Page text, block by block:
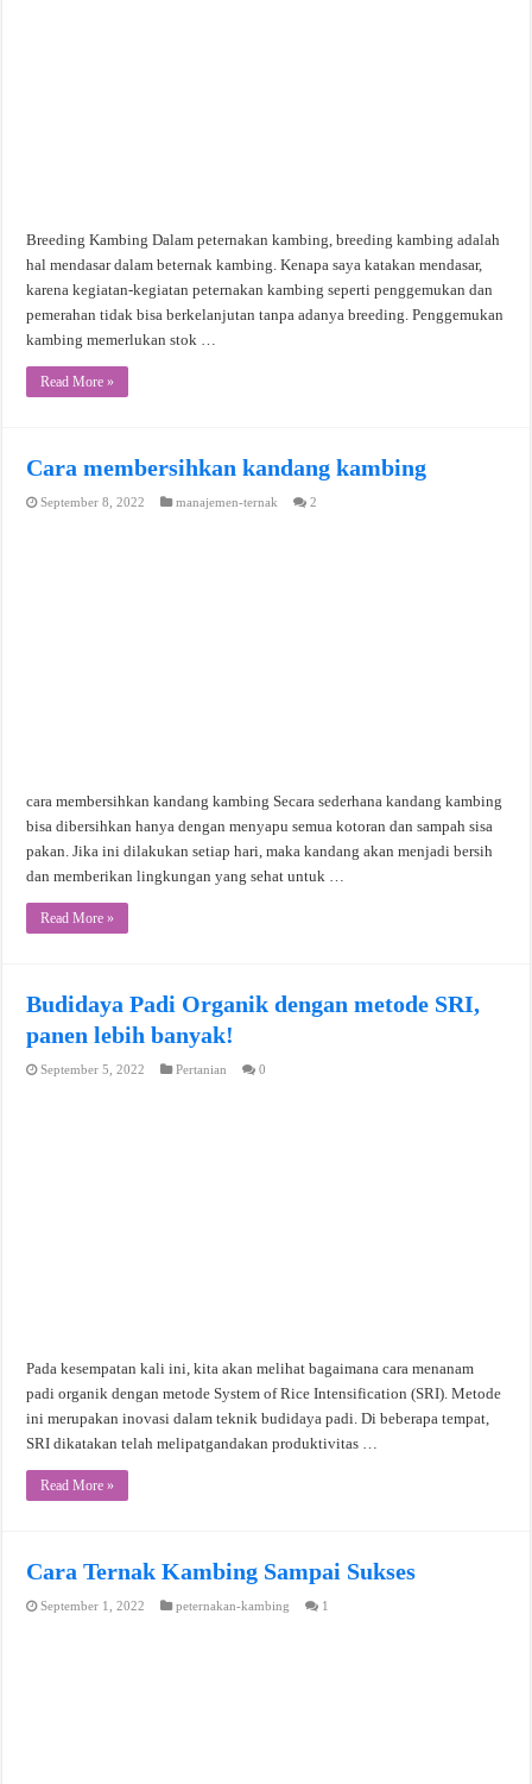
Breeding Kambing Dalam peternakan kambing, breeding kambing adalah
hal mendasar dalam beternak kambing. Kenapa saya katakan mendasar,
karena kegiatan-kegiatan peternakan kambing seperti penggemukan dan
pemerahan tidak bisa berkelanjutan tanpa adanya breeding. Penggemukan
kambing memerlukan stok …
Read More »
Cara membersihkan kandang kambing
September 8, 2022 manajemen-ternak 2
cara membersihkan kandang kambing Secara sederhana kandang kambing
bisa dibersihkan hanya dengan menyapu semua kotoran dan sampah sisa
pakan. Jika ini dilakukan setiap hari, maka kandang akan menjadi bersih
dan memberikan lingkungan yang sehat untuk …
Read More »
Budidaya Padi Organik dengan metode SRI,
panen lebih banyak!
September 5, 2022 Pertanian 0
Pada kesempatan kali ini, kita akan melihat bagaimana cara menanam
padi organik dengan metode System of Rice Intensification (SRI). Metode
ini merupakan inovasi dalam teknik budidaya padi. Di beberapa tempat,
SRI dikatakan telah melipatgandakan produktivitas …
Read More »
Cara Ternak Kambing Sampai Sukses
September 1, 2022 peternakan-kambing 1